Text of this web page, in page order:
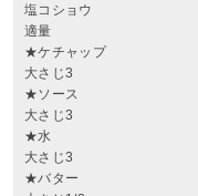
塩コショウ
適量
★ケチャップ
大さじ3
★ソース
大さじ3
★水
大さじ3
★バター